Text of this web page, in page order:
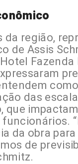
da região,
de Assis
Fazenda
como
das
que
da obra
de